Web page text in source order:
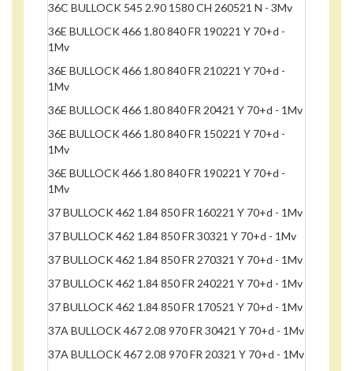
36C BULLOCK 545 2.90 1580 CH 260521 N - 3Mv
36E BULLOCK 466 1.80 840 FR 190221 Y 70+d -
1Mv
36E BULLOCK 466 1.80 840 FR 210221 Y 70+d -
1Mv
36E BULLOCK 466 1.80 840 FR 20421 Y 70+d - 1Mv
36E BULLOCK 466 1.80 840 FR 150221 Y 70+d -
1Mv
36E BULLOCK 466 1.80 840 FR 190221 Y 70+d -
1Mv
37 BULLOCK 462 1.84 850 FR 160221 Y 70+d - 1Mv
37 BULLOCK 462 1.84 850 FR 30321 Y 70+d - 1Mv
37 BULLOCK 462 1.84 850 FR 270321 Y 70+d - 1Mv
37 BULLOCK 462 1.84 850 FR 240221 Y 70+d - 1Mv
37 BULLOCK 462 1.84 850 FR 170521 Y 70+d - 1Mv
37A BULLOCK 467 2.08 970 FR 30421 Y 70+d - 1Mv
37A BULLOCK 467 2.08 970 FR 20321 Y 70+d - 1Mv